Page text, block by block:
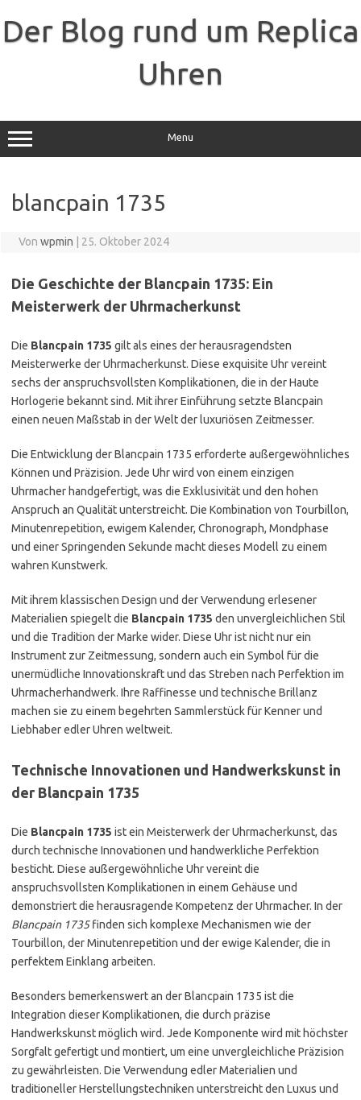
springen
Der Blog rund um Replica
Uhren
Menu
blancpain 1735
Von wpmin 25. Oktober 2024
Die Geschichte der Blancpain 1735: Ein
Meisterwerk der Uhrmacherkunst
Die Blancpain 1735 gilt als eines der herausragendsten
Meisterwerke der Uhrmacherkunst. Diese exquisite Uhr vereint
sechs der anspruchsvollsten Komplikationen, die in der Haute
Horlogerie bekannt sind. Mit ihrer Einführung setzte Blancpain
einen neuen Maßstab in der Welt der luxuriösen Zeitmesser.
Die Entwicklung der Blancpain 1735 erforderte außergewöhnliches
Können und Präzision. Jede Uhr wird von einem einzigen
Uhrmacher handgefertigt, was die Exklusivität und den hohen
Anspruch an Qualität unterstreicht. Die Kombination von Tourbillon,
Minutenrepetition, ewigem Kalender, Chronograph, Mondphase
und einer Springenden Sekunde macht dieses Modell zu einem
wahren Kunstwerk.
Mit ihrem klassischen Design und der Verwendung erlesener
Materialien spiegelt die Blancpain 1735 den unvergleichlichen Stil
und die Tradition der Marke wider. Diese Uhr ist nicht nur ein
Instrument zur Zeitmessung, sondern auch ein Symbol für die
unermüdliche Innovationskraft und das Streben nach Perfektion im
Uhrmacherhandwerk. Ihre Raffinesse und technische Brillanz
machen sie zu einem begehrten Sammlerstück für Kenner und
Liebhaber edler Uhren weltweit.
Technische Innovationen und Handwerkskunst in
der Blancpain 1735
Die Blancpain 1735 ist ein Meisterwerk der Uhrmacherkunst, das
durch technische Innovationen und handwerkliche Perfektion
besticht. Diese außergewöhnliche Uhr vereint die
anspruchsvollsten Komplikationen in einem Gehäuse und
demonstriert die herausragende Kompetenz der Uhrmacher. In der
Blancpain 1735finden sich komplexe Mechanismen wie der
Tourbillon, der Minutenrepetition und der ewige Kalender, die in
perfektem Einklang arbeiten.
Besonders bemerkenswert an der Blancpain 1735 ist die
Integration dieser Komplikationen, die durch präzise
Handwerkskunst möglich wird. Jede Komponente wird mit höchster
Sorgfalt gefertigt und montiert, um eine unvergleichliche Präzision
zu gewährleisten. Die Verwendung edler Materialien und
traditioneller Herstellungstechniken unterstreicht den Luxus und